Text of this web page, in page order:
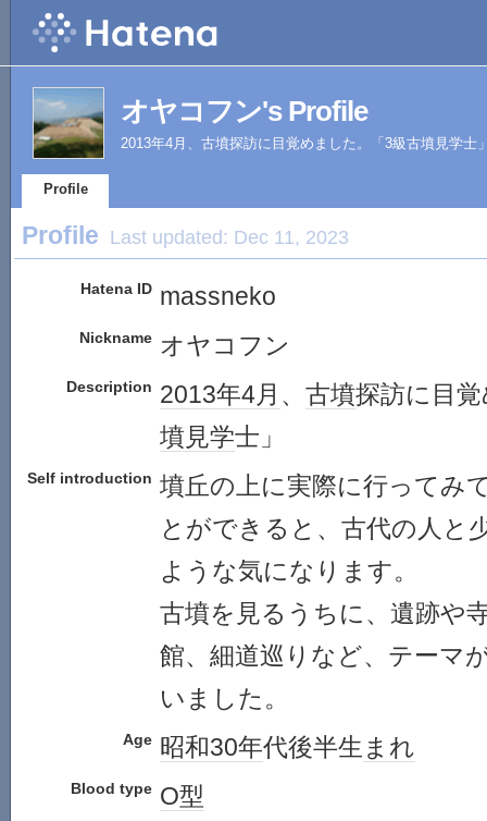
オヤコフン's Profile
2013年4月、古墳探訪に目覚めました。「3級古墳見学士
Profile
Profile Last updated: Dec 11, 2023
Hatena ID massneko
Nickname オヤコフン
Description 2013年4月 、 古墳探訪に目
墳見学士」
Self introduction 墳丘の上に実際に行ってみ
とができると、古代の人と
ような気になります。
古墳を見るうちに、遺跡や
館、細道巡りなど、テーマ
いました。
Age 昭和30年代後半生 まれ
Blood type O型